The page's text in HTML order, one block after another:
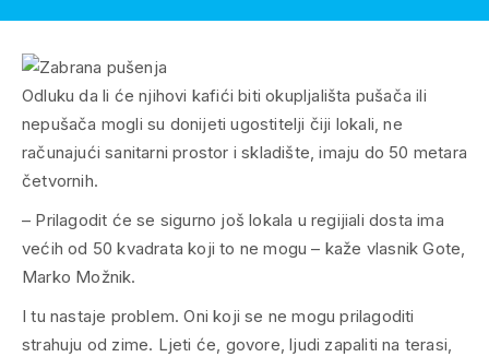
Odluku da li će njihovi kafići biti okupljališta pušača ili
nepušača mogli su donijeti ugostitelji čiji lokali, ne
računajući sanitarni prostor i skladište, imaju do 50 metara
četvornih.
– Prilagodit će se sigurno još lokala u regijiali dosta ima
većih od 50 kvadrata koji to ne mogu – kaže vlasnik Gote,
Marko Možnik.
I tu nastaje problem. Oni koji se ne mogu prilagoditi
strahuju od zime. Ljeti će, govore, ljudi zapaliti na terasi,